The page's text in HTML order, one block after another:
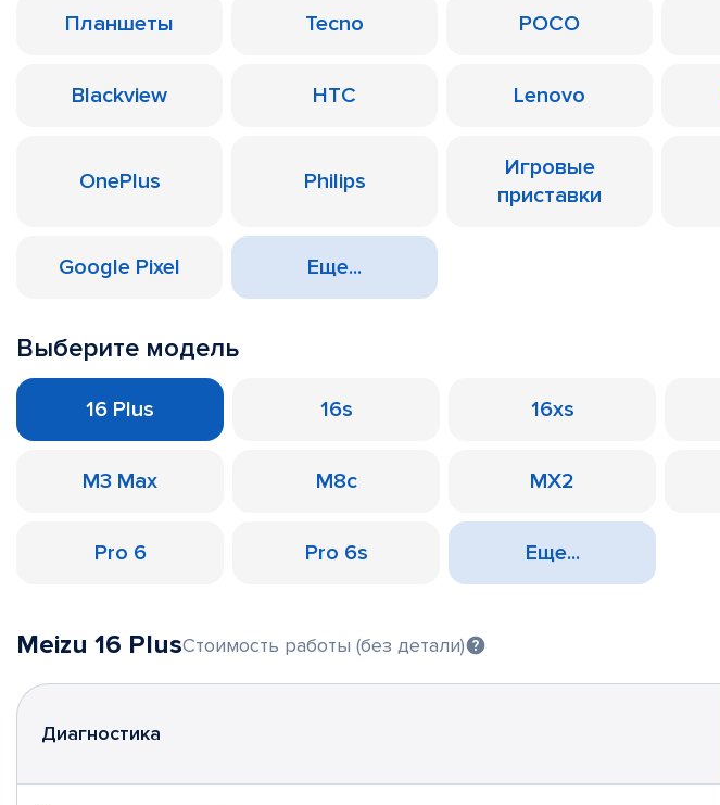
Планшеты Tecno POCO
Blackview HTC Lenovo
OnePlus Philips
Игровые
приставки
Google Pixel Еще...
Выберите модель
16 Plus 16s 16xs
M3 Max M8c MX2
Pro 6 Pro 6s Еще...
Meizu 16 PlusСтоимость работы (без детали)
Диагностика